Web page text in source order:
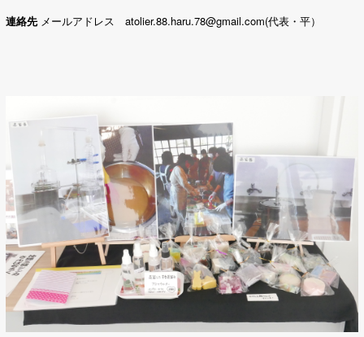
連絡先 メールアドレス atolier.88.haru.78@gmail.com(代表・平）